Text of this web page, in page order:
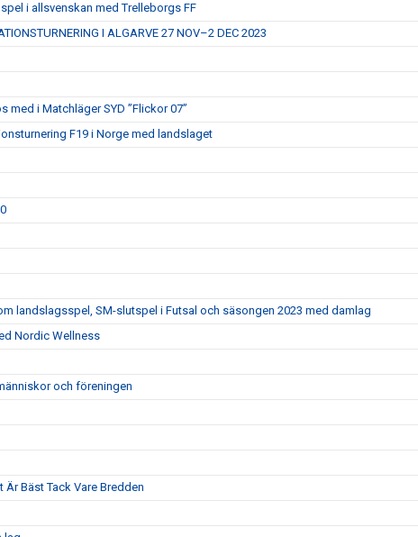
i allsvenskan med Trelleborgs FF
I ALGARVE 27 NOV–2 DEC 2023
med i Matchläger SYD ”Flickor 07”
F19 i Norge med landslaget
landslagsspel, SM-slutspel i Futsal och säsongen 2023 med damlag
Nordic Wellness
och föreningen
Bäst Tack Vare Bredden